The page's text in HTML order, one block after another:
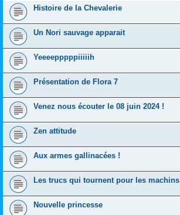
Histoire de la Chevalerie
Un Nori sauvage apparait
Yeeeepppppiiiiih
Présentation de Flora 7
Venez nous écouter le 08 juin 2024 !
Zen attitude
Aux armes gallinacées !
Les trucs qui tournent pour les
Nouvelle princesse